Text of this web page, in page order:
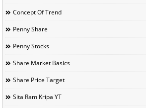
Concept Of Trend
Penny Share
Penny Stocks
Share Market Basics
Share Price Target
Sita Ram Kripa YT